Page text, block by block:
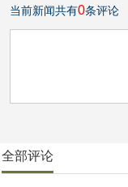
当前新闻共有0条评论
全部评论